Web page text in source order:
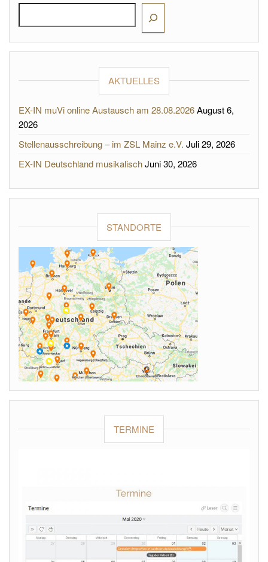
AKTUELLES
EX-IN muVi online Austausch am 28.08.2026August 6,
2026
Stellenausschreibung – im ZSL Mainz e.V. Juli 29, 2026
EX-IN Deutschland musikalischJuni 30, 2026
STANDORTE
TERMINE